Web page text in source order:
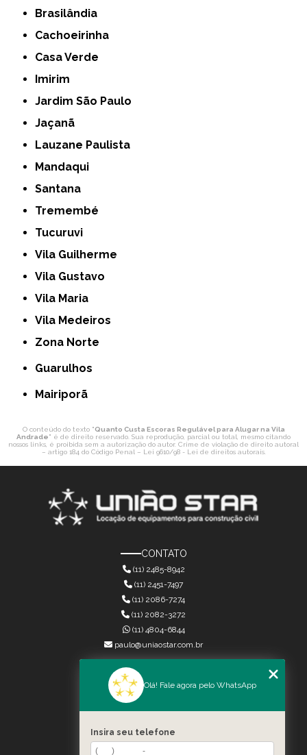
Brasilândia
Cachoeirinha
Casa Verde
Imirim
Jardim São Paulo
Jaçanã
Lauzane Paulista
Mandaqui
Santana
Tremembé
Tucuruvi
Vila Guilherme
Vila Gustavo
Vila Maria
Vila Medeiros
Zona Norte
Guarulhos
Mairiporã
O conteúdo do texto "Quanto Custa Escoras Regulável para Alugar na Vila
Andrade" é de direito reservado. Sua reprodução, parcial ou total, mesmo citando
nossos links, é proibida sem a autorização do autor. Crime de violação de direito autoral
– artigo 184 do Código Penal – Lei 9610/98 - Lei de direitos autorais.
CONTATO
(11) 2485-8942
(11) 2451-7497
(11) 2086-7274
(11) 4804-6844
(11) 2082-3272
paulo@uniaostar.com.br
MENU
QUEM SOMOS
SERVIÇOS
CONTATO
Olá! Fale agora pelo WhatsApp
Insira seu telefone